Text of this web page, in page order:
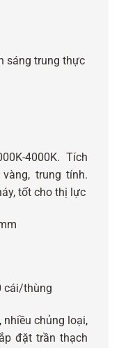
sáng trung thực
4000K. Tích
trung tính.
tốt cho thị lực
cái/thùng
nhiều chủng loại,
đặt trần thạch